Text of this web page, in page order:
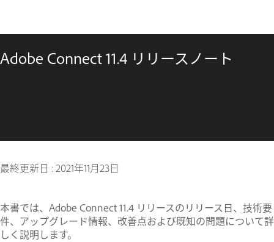
Adobe Connect 11.4 リリースノート
最終更新日 :2021年11月23日
本書では、Adobe Connect 11.4 リリースのリリース日、技術要
件、アップグレード情報、改善点および既知の問題について詳
しく説明します。